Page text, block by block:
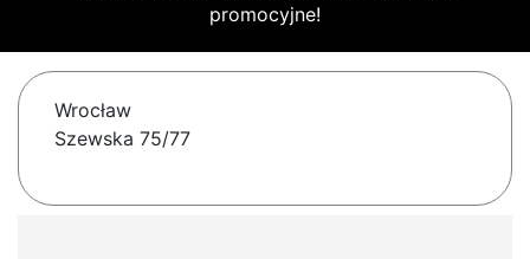
promocyjne!
Wrocław
Szewska 75/77